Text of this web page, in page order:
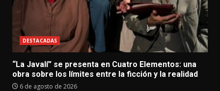
DESTACADAS
“La Javalí” se presenta en Cuatro Elementos: una
obra sobre los límites entre la ficción y la realidad
6 de agosto de 2026